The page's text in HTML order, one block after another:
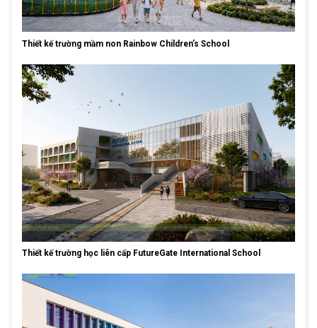
Thiết kế trường mầm non Rainbow Children’s School
Thiết kế trường học liên cấp FutureGate International School